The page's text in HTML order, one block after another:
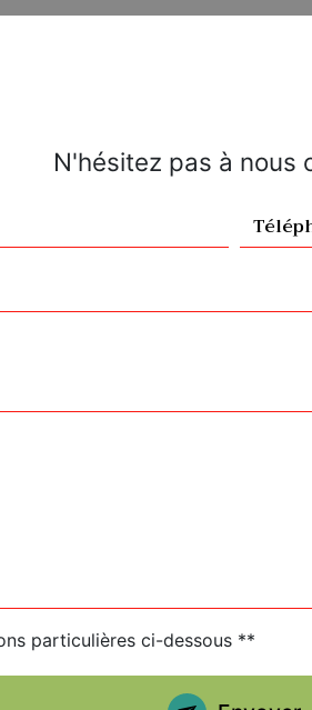
N'hésitez pas à nous
particulières ci-dessous **